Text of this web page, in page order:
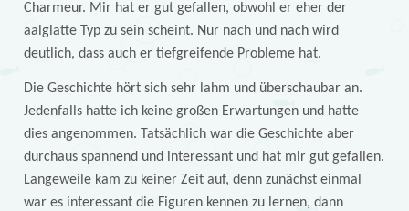
Charmeur. Mir hat er gut gefallen, obwohl er eher der
aalglatte Typ zu sein scheint. Nur nach und nach wird
deutlich, dass auch er tiefgreifende Probleme hat.
Die Geschichte hört sich sehr lahm und überschaubar an.
Jedenfalls hatte ich keine großen Erwartungen und hatte
dies angenommen. Tatsächlich war die Geschichte aber
durchaus spannend und interessant und hat mir gut gefallen.
Langeweile kam zu keiner Zeit auf, denn zunächst einmal
war es interessant die Figuren kennen zu lernen, dann